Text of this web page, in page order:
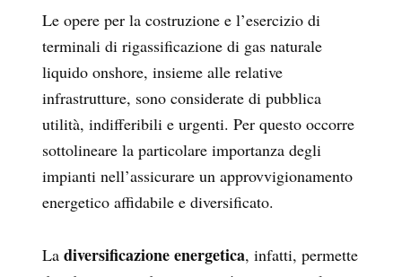
Le opere per la costruzione e l’esercizio di
terminali di rigassificazione di gas naturale
liquido onshore, insieme alle relative
infrastrutture, sono considerate di pubblica
utilità, indifferibili e urgenti. Per questo occorre
sottolineare la particolare importanza degli
impianti nell’assicurare un approvvigionamento
energetico affidabile e diversificato.
La diversificazione energetica, infatti, permette